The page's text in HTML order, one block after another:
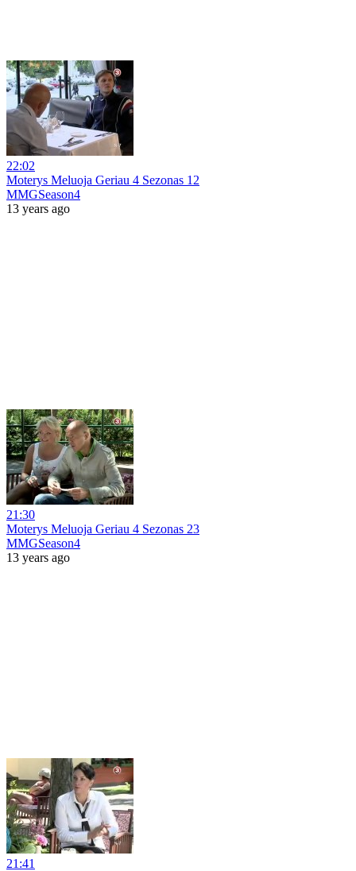
22:02
Moterys Meluoja Geriau 4 Sezonas 12
MMGSeason4
13 years ago
21:30
Moterys Meluoja Geriau 4 Sezonas 23
MMGSeason4
13 years ago
21:41